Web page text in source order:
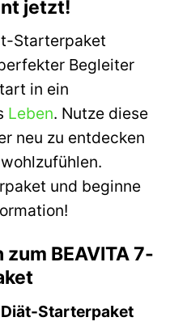
jetzt!
Starterpaket
Begleiter
in ein
Leben. Nutze diese
neu zu entdecken
und beginne
zum BEAVITA 7-
Diät-Starterpaket